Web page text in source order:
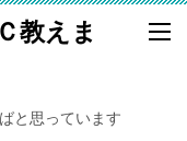
教えま
と思っています